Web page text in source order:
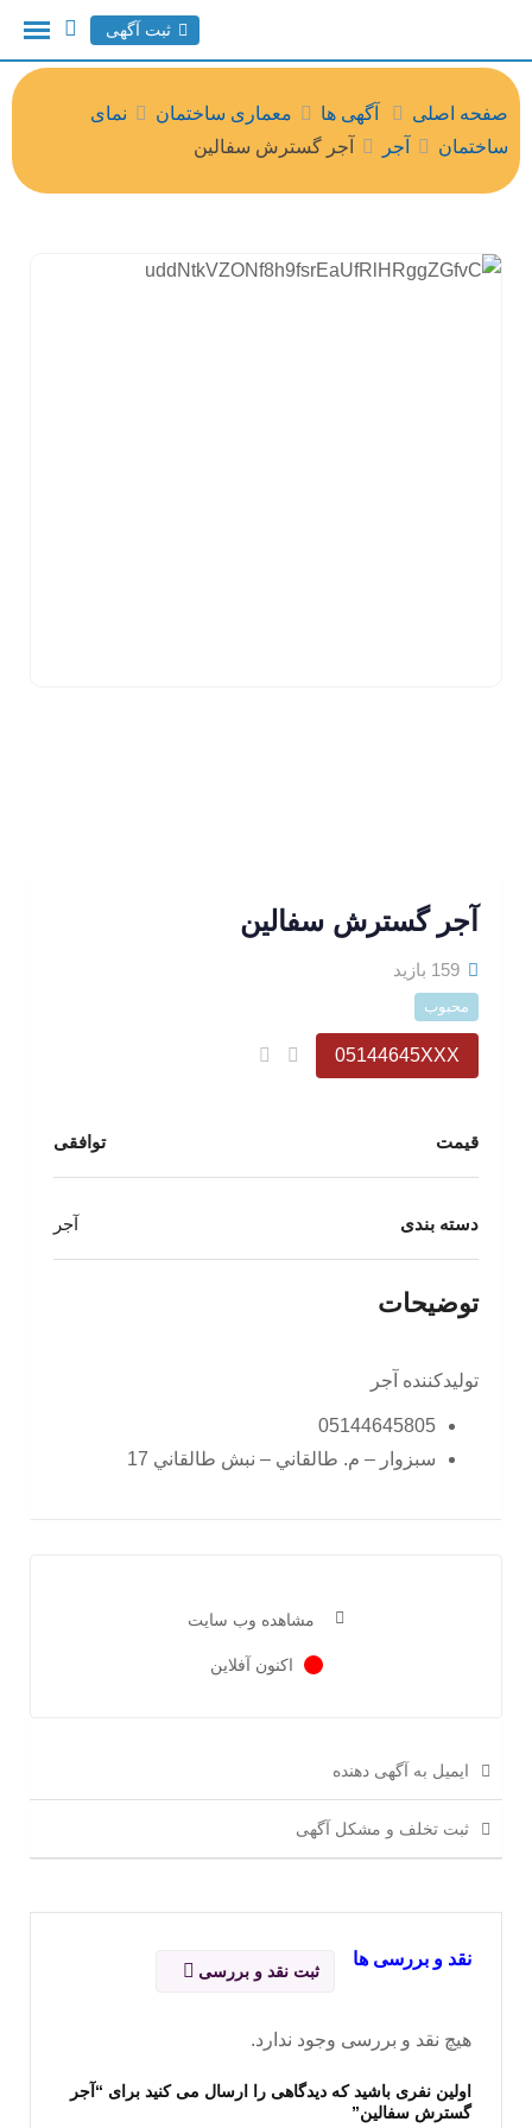
ثبت آگهی
صفحه اصلی آگهی ها معماری ساختمان
نمای
ساختمان
آجر آجر گسترش سفالین
آجر گسترش سفالین
159 بازید
محبوب
05144645XXX
قیمت توافقی
دسته بندی آجر
توضیحات
تولیدکننده آجر
05144645805
سبزوار – م. طالقاني – نبش طالقاني 17
مشاهده وب سایت
اکنون آفلاین
ایمیل به آگهی دهنده
ثبت تخلف و مشکل آگهی
نقد و بررسی ها
ثبت نقد و بررسی
هیچ نقد و بررسی وجود ندارد.
اولین نفری باشید که دیدگاهی را ارسال می کنید برای “آجر
گسترش سفالین”